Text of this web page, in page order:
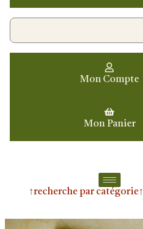
Mon Compte
Mon Panier
↑recherche par catégorie↑